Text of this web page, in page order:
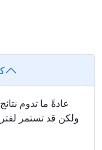
ولكن قد تستمر